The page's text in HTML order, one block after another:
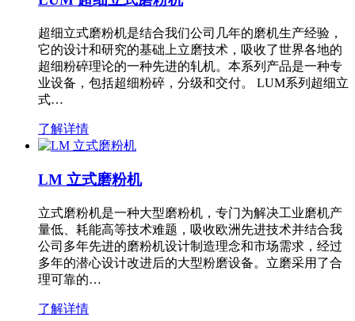
超细立式磨粉机是结合我们公司几年的磨机生产经验，
它的设计和研究的基础上立磨技术，吸收了世界各地的
超细粉碎理论的一种先进的轧机。本系列产品是一种专
业设备，包括超细粉碎，分级和交付。 LUM系列超细立
式…
了解详情
LM 立式磨粉机
立式磨粉机是一种大型磨粉机，专门为解决工业磨机产
量低、耗能高等技术难题，吸收欧洲先进技术并结合我
公司多年先进的磨粉机设计制造理念和市场需求，经过
多年的潜心设计改进后的大型粉磨设备。立磨采用了合
理可靠的…
了解详情